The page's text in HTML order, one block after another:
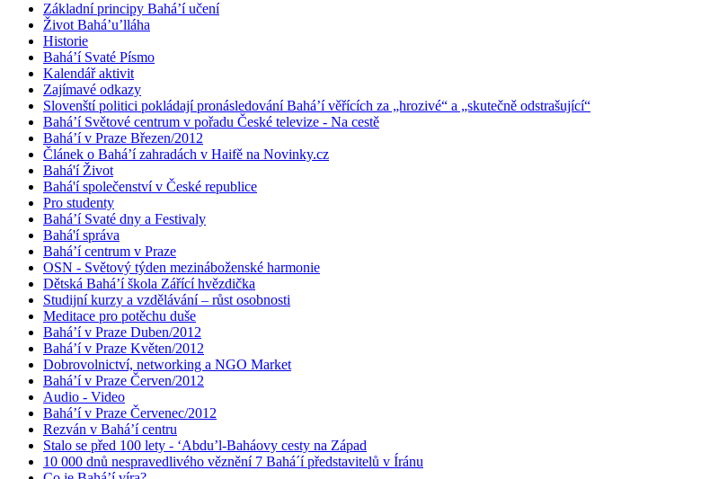
Základní principy Bahá’í učení
Život Bahá’u’lláha
Historie
Bahá’í Svaté Písmo
Kalendář aktivit
Zajímavé odkazy
Slovenští politici pokládají pronásledování Bahá’í věřících za „hrozivé“ a „skutečně odstrašující“
Bahá’í Světové centrum v pořadu České televize - Na cestě
Bahá’í v Praze Březen/2012
Článek o Bahá’í zahradách v Haifě na Novinky.cz
Bahá'í Život
Bahá'í společenství v České republice
Pro studenty
Bahá’í Svaté dny a Festivaly
Bahá'í správa
Bahá’í centrum v Praze
OSN - Světový týden mezináboženské harmonie
Dětská Bahá’í škola Zářící hvězdička
Studijní kurzy a vzdělávání – růst osobnosti
Meditace pro potěchu duše
Bahá’í v Praze Duben/2012
Bahá’í v Praze Květen/2012
Dobrovolnictví, networking a NGO Market
Bahá’í v Praze Červen/2012
Audio - Video
Bahá’í v Praze Červenec/2012
Rezván v Bahá’í centru
Stalo se před 100 lety - ‘Abdu’l-Baháovy cesty na Západ
10 000 dnů nespravedlivého věznění 7 Bahá´í představitelů v Íránu